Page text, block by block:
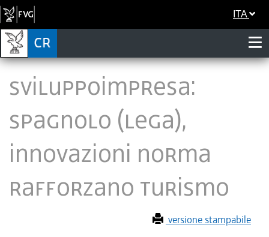
ITA
SviluppoImpresa:
Spagnolo (Lega),
innovazioni norma
rafforzano Turismo
versione stampabile